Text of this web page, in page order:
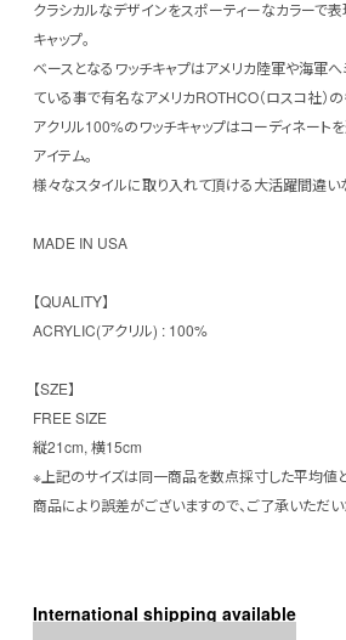
クラシカルなデザインをスポーティーなカラーで
キャップ。
ベースとなるワッチキャプはアメリカ陸軍や海軍
ている事で有名なアメリカROTHCO（ロスコ社）の
アクリル100%のワッチキャップはコーディネート
アイテム。
様々なスタイルに取り入れて頂ける大活躍間違い
MADE IN USA
【QUALITY】
ACRYLIC(アクリル) : 100%
【SZE】
FREE SIZE
縦21cm, 横15cm
※上記のサイズは同一商品を数点採寸した平均値と
商品により誤差がございますので、ご了承いただい
International shipping available